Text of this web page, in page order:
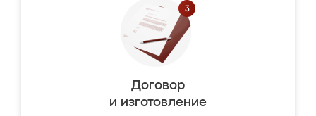
Договор
и изготовление